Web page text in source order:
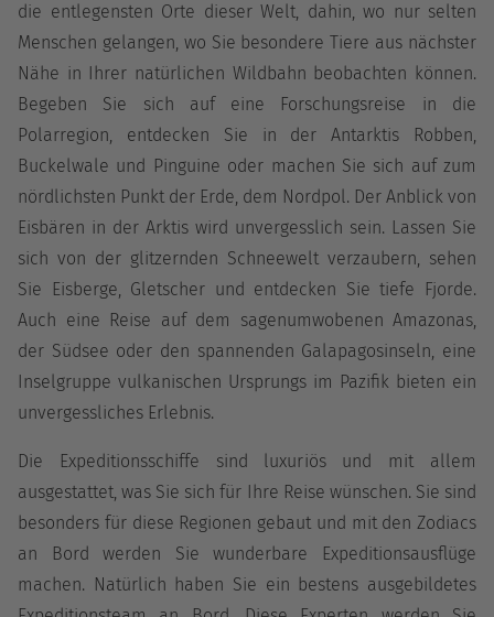
die entlegensten Orte dieser Welt, dahin, wo nur selten
Menschen gelangen, wo Sie besondere Tiere aus nächster
Nähe in Ihrer natürlichen Wildbahn beobachten können.
Begeben Sie sich auf eine Forschungsreise in die
Polarregion, entdecken Sie in der Antarktis Robben,
Buckelwale und Pinguine oder machen Sie sich auf zum
nördlichsten Punkt der Erde, dem Nordpol. Der Anblick von
Eisbären in der Arktis wird unvergesslich sein. Lassen Sie
sich von der glitzernden Schneewelt verzaubern, sehen
Sie Eisberge, Gletscher und entdecken Sie tiefe Fjorde.
Auch eine Reise auf dem sagenumwobenen Amazonas,
der Südsee oder den spannenden Galapagosinseln, eine
Inselgruppe vulkanischen Ursprungs im Pazifik bieten ein
unvergessliches Erlebnis.
Die Expeditionsschiffe sind luxuriös und mit allem
ausgestattet, was Sie sich für Ihre Reise wünschen. Sie sind
besonders für diese Regionen gebaut und mit den Zodiacs
an Bord werden Sie wunderbare Expeditionsausflüge
machen. Natürlich haben Sie ein bestens ausgebildetes